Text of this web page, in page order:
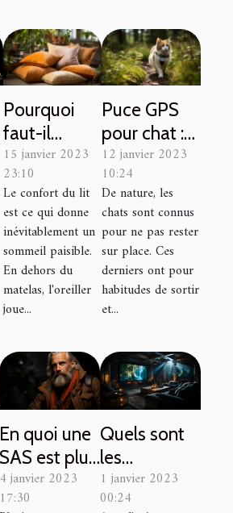
Pourquoi
faut-il
utiliser les
coussins
65×65 ?
15 janvier 2023
23:10
Le confort du lit
est ce qui donne
inévitablement un
sommeil paisible.
En dehors du
matelas, l'oreiller
joue...
Puce GPS
pour chat :
Que faut-il
savoir ?
12 janvier 2023
10:24
De nature, les
chats sont connus
pour ne pas rester
sur place. Ces
derniers ont pour
habitudes de sortir
et...
En quoi une
SAS est plus
avantageuse
?
4 janvier 2023
17:30
Quels sont
les
avantages
et le
1 janvier 2023
00:24